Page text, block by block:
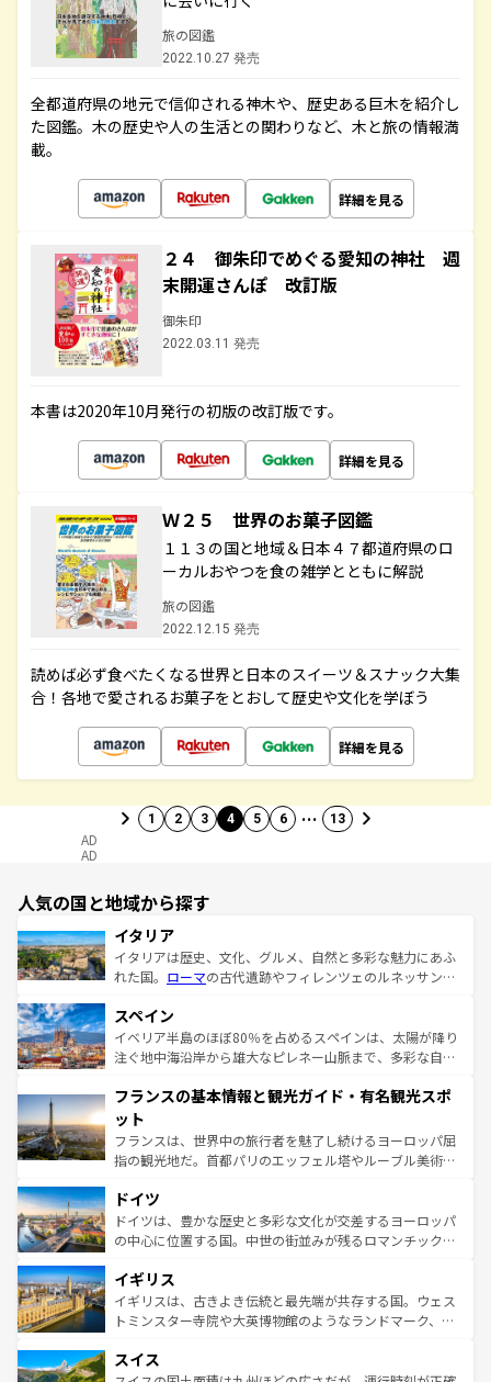
旅の図鑑
2022.10.27 発売
全都道府県の地元で信仰される神木や、歴史ある巨木を紹介し
た図鑑。木の歴史や人の生活との関わりなど、木と旅の情報満
載。
詳細を見る
２４ 御朱印でめぐる愛知の神社 週
末開運さんぽ 改訂版
御朱印
2022.03.11 発売
本書は2020年10月発行の初版の改訂版です。
詳細を見る
Ｗ２５ 世界のお菓子図鑑
１１３の国と地域＆日本４７都道府県のロ
ーカルおやつを食の雑学とともに解説
旅の図鑑
2022.12.15 発売
読めば必ず食べたくなる世界と日本のスイーツ＆スナック大集
合！各地で愛されるお菓子をとおして歴史や文化を学ぼう
詳細を見る
1 2 3 4 5 6 … 13
AD
AD
人気の国と地域から探す
イタリア
イタリアは歴史、文化、グルメ、自然と多彩な魅力にあふ
れた国。 ローマの古代遺跡やフィレンツェのルネッサンス
ろん、トスカーナの美しい田園風景やアマルフィ海岸の絶
景など、自然景観も見逃せない。観光の合間には、本場の
ピザやパスタなど、絶品のイタリア料理を堪能することも
ませてくれるイタリアで、忘れられない旅をしてみよう！
なお、新着のイタリア情報は
しい。
スペイン
イベリア半島のほぼ80％を占めるスペインは、太陽が降り
注ぐ地中海沿岸から雄大なピレネー山脈まで、多彩な自然
文化が根付くこの国では、情熱的なフラメンコ、熱気あふ
れる闘牛、そして美味しいタパスが生活の一部となってい
る。首都マドリードの洗練された雰囲気や、バルセロナの
アートに溢れた街角から、地方では古代ローマ遺跡や中世
せる。地方によって風土や気候が異なるスペインはその個
性で訪れる人を魅了する。 なお、新着のスペイン情報は コ
ンテンツ一覧を参照してほしい。
フランスの基本情報と観光ガイド・有名観光スポ
ット
フランスは、世界中の旅行者を魅了し続けるヨーロッパ屈
指の観光地だ。首都パリのエッフェル塔やルーブル美術館
で、幅広い魅力が詰まっている。華麗な宮殿、歴史的な大
聖堂、美しいビーチ、そして豊かな自然が、訪れる者を心
から魅了する。また、フランスは美食の国としても知ら
いる。シャンパンの発祥地であるランス、プロヴァンスの
香り高いラベンダー畑など、多彩な楽しみ方が可能だ。さ
らに、パリ以外の地域にも魅力が溢れており、どの街角に
れる地方に足を運ぶとそれぞれで全く異なる文化を体験で
きるだろう。 なお、新着のフランス情報はコンテンツ一覧
ドイツ
ドイツは、豊かな歴史と多彩な文化が交差するヨーロッパ
の中心に位置する国。中世の街並みが残るロマンチック街
顔を持つこの国は、どこを歩いても飽きることがない。ベ
ルリンの文化的活気、バイエルン州のアルプスの絶景、そ
してライン川沿いのワイン畑といった風景は必見。ビール
は、お酒好きな人にはぜひ体験してほしい。 なお、新着の
ドイツ情報はコンテンツ一覧を参照してほしい。
イギリス
イギリスは、古きよき伝統と最先端が共存する国。ウェス
トミンスター寺院や大英博物館のようなランドマーク、歴
リアごとに異なる魅力がある。また、優雅なアフタヌーン
スイス